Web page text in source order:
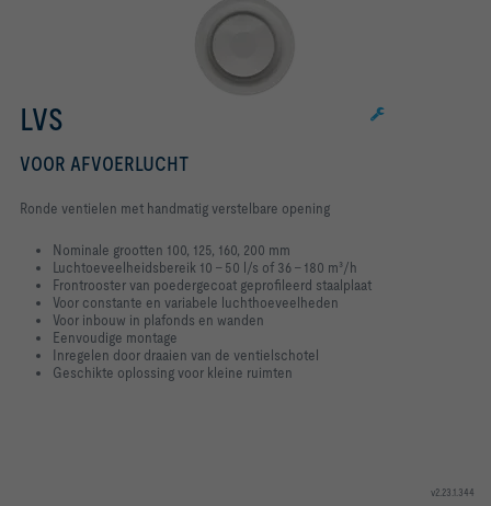
LVS
VOOR AFVOERLUCHT
Ronde ventielen met handmatig verstelbare opening
Nominale grootten 100, 125, 160, 200 mm
Luchtoeveelheidsbereik 10 – 50 l/s of 36 – 180 m³/h
Frontrooster van poedergecoat geprofileerd staalplaat
Voor constante en variabele luchthoeveelheden
Voor inbouw in plafonds en wanden
Eenvoudige montage
Inregelen door draaien van de ventielschotel
Geschikte oplossing voor kleine ruimten
v2.23.1.344